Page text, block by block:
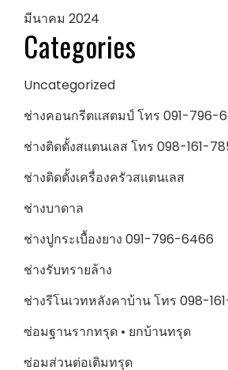
มีนาคม 2024
Categories
Uncategorized
ช่างคอนกรีตแสตมป์ โทร 091-796-
ช่างติดตั้งสแตนเลส โทร 098-161-
ช่างติดตั้งเครื่องครัวสแตนเลส
ช่างบาดาล
ช่างปูกระเบื้องยาง 091-796-6466
ช่างรับทรายล้าง
ช่างรีโนเวทหลังคาบ้าน โทร 098-
ซ่อมฐานรากทรุด • ยกบ้านทรุด
ซ่อมส่วนต่อเติมทรุด